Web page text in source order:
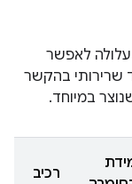
לאפשר
שרירותי בהקשר
במיוחד.
רכיב